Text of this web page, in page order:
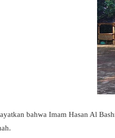
bahwa Imam Hasan Al